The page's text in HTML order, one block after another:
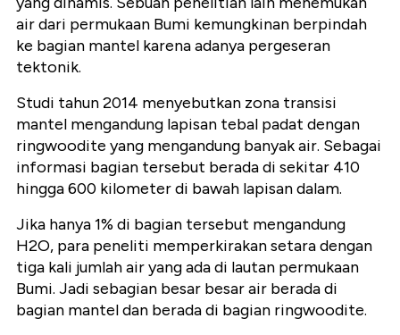
air dari permukaan Bumi kemungkinan berpindah
ke bagian mantel karena adanya pergeseran
tektonik.
Studi tahun 2014 menyebutkan zona transisi
mantel mengandung lapisan tebal padat dengan
ringwoodite yang mengandung banyak air. Sebagai
informasi bagian tersebut berada di sekitar 410
hingga 600 kilometer di bawah lapisan dalam.
Jika hanya 1% di bagian tersebut mengandung
H2O, para peneliti memperkirakan setara dengan
tiga kali jumlah air yang ada di lautan permukaan
Bumi. Jadi sebagian besar besar air berada di
bagian mantel dan berada di bagian ringwoodite.